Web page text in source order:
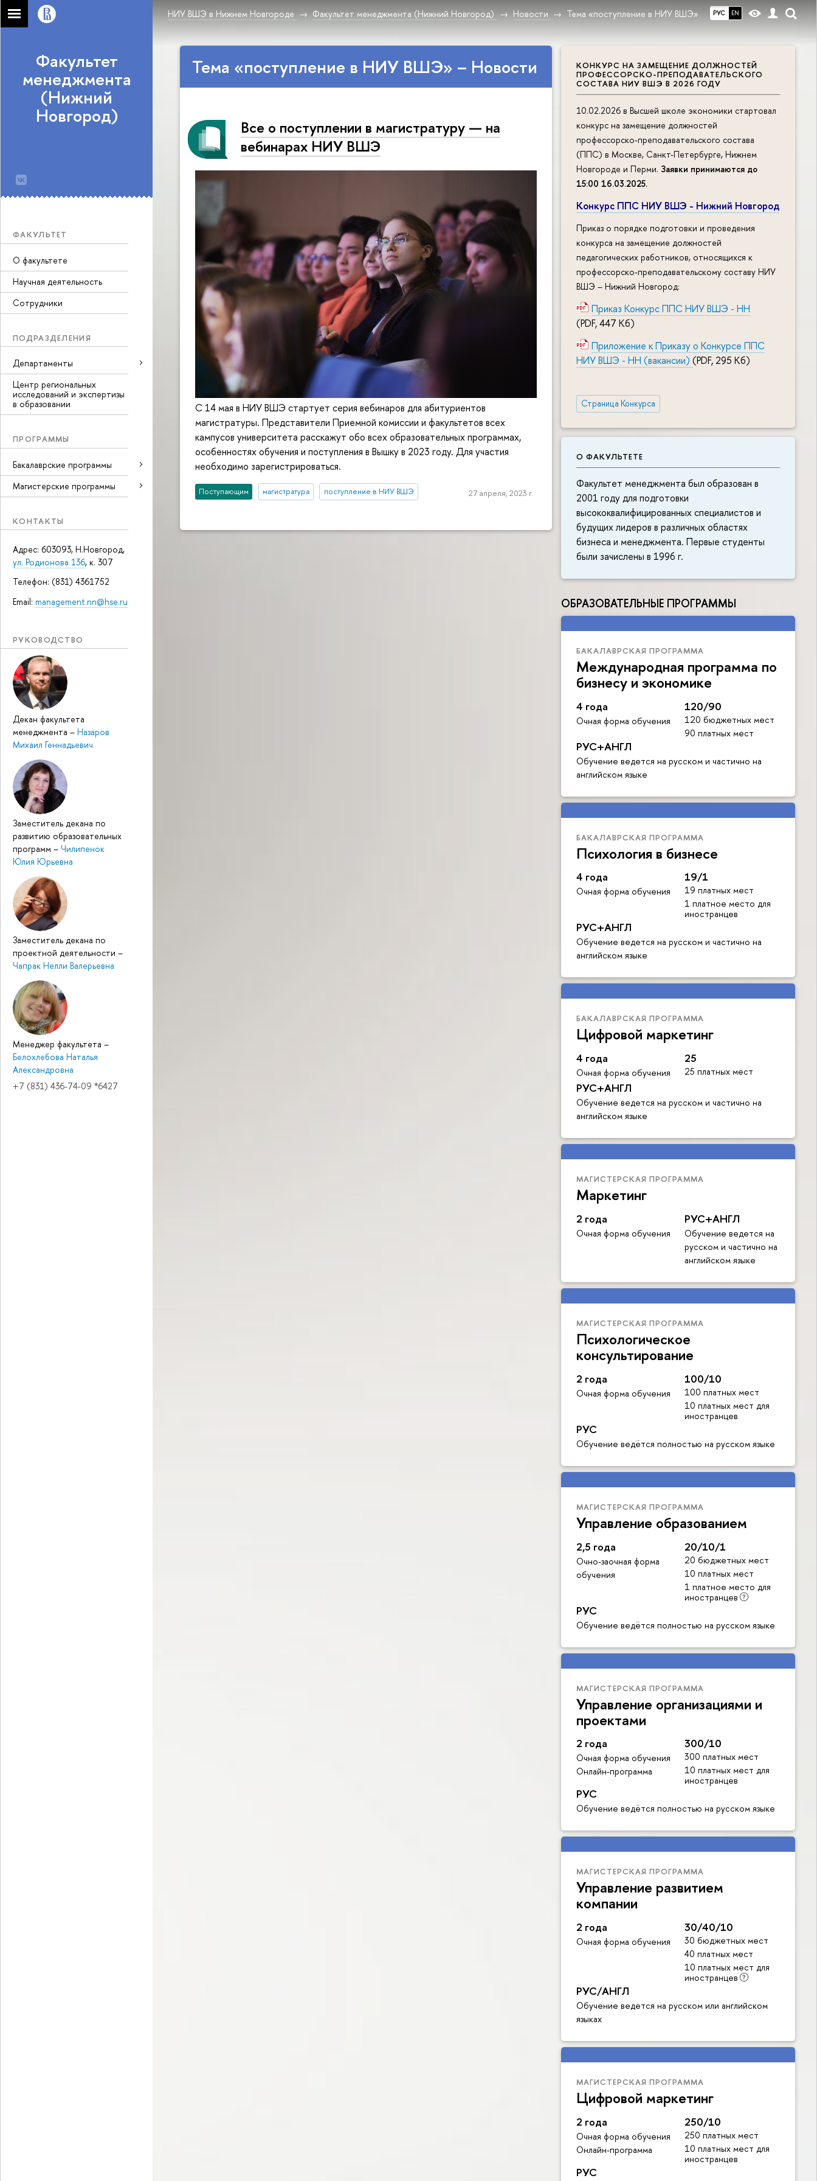
РУС EN
НИУ ВШЭ в Нижнем Новгороде Факультет менеджмента (Нижний Новгород) Новости Тема «поступление в НИУ ВШЭ»
Факультет
менеджмента
(Нижний
Новгород)
ФАКУЛЬТЕТ
О факультете
Научная деятельность
Сотрудники
ПОДРАЗДЕЛЕНИЯ
Департаменты
Центр региональных
исследований и экспертизы
в образовании
ПРОГРАММЫ
Бакалаврские программы
Магистерские программы
КОНТАКТЫ
Адрес: 603093, Н.Новгород,
ул. Родионова 136, к. 307
Телефон: (831) 4361752
Email: management.nn@hse.ru
РУКОВОДСТВО
Декан факультета
менеджмента – Назаров
Михаил Геннадьевич
Заместитель декана по
развитию образовательных
программ – Чилипенок
Юлия Юрьевна
Заместитель декана по
проектной деятельности –
Чапрак Нелли Валерьевна
Менеджер факультета –
Белохлебова Наталья
Александровна
+7 (831) 436-74-09 *6427
КОНКУРС НА ЗАМЕЩЕНИЕ ДОЛЖНОСТЕЙ
ПРОФЕССОРСКО-ПРЕПОДАВАТЕЛЬСКОГО
СОСТАВА НИУ ВШЭ В 2026 ГОДУ
10.02.2026 в Высшей школе экономики стартовал
конкурс на замещение должностей
профессорско-преподавательского состава
(ППС) в Москве, Санкт-Петербурге, Нижнем
Новгороде и Перми. Заявки принимаются до
15:00 16.03.2025.
Конкурс ППС НИУ ВШЭ - Нижний Новгород
Приказ о порядке подготовки и проведения
конкурса на замещение должностей
педагогических работников, относящихся к
профессорско-преподавательскому составу НИУ
ВШЭ – Нижний Новгород:
Приказ Конкурс ППС НИУ ВШЭ - НН
(PDF, 447 Кб)
Приложение к Приказу о Конкурсе ППС
НИУ ВШЭ - НН (вакансии) (PDF, 295 Кб)
Страница Конкурса
О ФАКУЛЬТЕТЕ
Факультет менеджмента был образован в
2001 году для подготовки
высококвалифицированных специалистов и
будущих лидеров в различных областях
бизнеса и менеджмента. Первые студенты
были зачислены в 1996 г.
ОБРАЗОВАТЕЛЬНЫЕ ПРОГРАММЫ
БАКАЛАВРСКАЯ ПРОГРАММА
Международная программа по
бизнесу и экономике
4 года
Очная форма обучения
120/90
120 бюджетных мест
90 платных мест
РУС+АНГЛ
Обучение ведется на русском и частично на
английском языке
БАКАЛАВРСКАЯ ПРОГРАММА
Психология в бизнесе
4 года
Очная форма обучения
19/1
19 платных мест
1 платное место для
иностранцев
РУС+АНГЛ
Обучение ведется на русском и частично на
английском языке
БАКАЛАВРСКАЯ ПРОГРАММА
Цифровой маркетинг
4 года
Очная форма обучения
25
25 платных мест
РУС+АНГЛ
Обучение ведется на русском и частично на
английском языке
МАГИСТЕРСКАЯ ПРОГРАММА
Маркетинг
2 года
Очная форма обучения
РУС+АНГЛ
Обучение ведется на
русском и частично на
английском языке
МАГИСТЕРСКАЯ ПРОГРАММА
Психологическое
консультирование
2 года
Очная форма обучения
100/10
100 платных мест
10 платных мест для
иностранцев
РУС
Обучение ведётся полностью на русском языке
МАГИСТЕРСКАЯ ПРОГРАММА
Управление образованием
2,5 года
Очно-заочная форма
обучения
20/10/1
20 бюджетных мест
10 платных мест
1 платное место для
иностранцев
РУС
Обучение ведётся полностью на русском языке
МАГИСТЕРСКАЯ ПРОГРАММА
Управление организациями и
проектами
2 года
Очная форма обучения
Онлайн-программа
300/10
300 платных мест
10 платных мест для
иностранцев
РУС
Обучение ведётся полностью на русском языке
МАГИСТЕРСКАЯ ПРОГРАММА
Управление развитием
компании
2 года
Очная форма обучения
30/40/10
30 бюджетных мест
40 платных мест
10 платных мест для
иностранцев
РУС/АНГЛ
Обучение ведется на русском или английском
языках
МАГИСТЕРСКАЯ ПРОГРАММА
Цифровой маркетинг
2 года
Очная форма обучения
Онлайн-программа
250/10
250 платных мест
10 платных мест для
иностранцев
РУС
Тема «поступление в НИУ ВШЭ» – Новости
Все о поступлении в магистратуру — на
вебинарах НИУ ВШЭ
С 14 мая в НИУ ВШЭ стартует серия вебинаров для абитуриентов
магистратуры. Представители Приемной комиссии и факультетов всех
кампусов университета расскажут обо всех образовательных программах,
особенностях обучения и поступления в Вышку в 2023 году. Для участия
необходимо зарегистрироваться.
Поступающим магистратура поступление в НИУ ВШЭ 27 апреля, 2023 г.